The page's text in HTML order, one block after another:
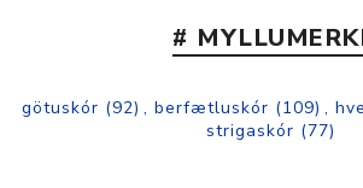
#
götuskór (92) , berfætluskór (109) ,
strigaskór (77)